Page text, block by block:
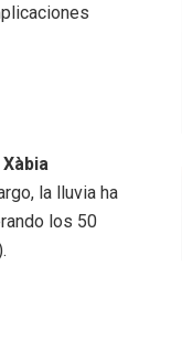
Xàbia
la lluvia ha
los 50